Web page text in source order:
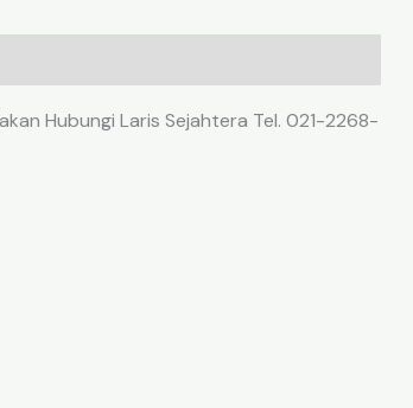
Hubungi Laris Sejahtera Tel. 021-2268-